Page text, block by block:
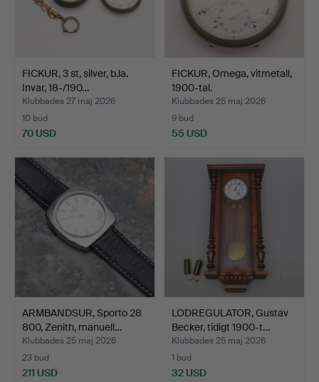
FICKUR, 3 st, silver, b.la.
Invar, 18-/190…
Klubbades 27 maj 2026
10 bud
70 USD
FICKUR, Omega, vitmetall,
1900-tal.
Klubbades 25 maj 2026
9 bud
55 USD
ARMBANDSUR, Sporto 28
800, Zenith, manuell…
Klubbades 25 maj 2026
23 bud
211 USD
LODREGULATOR, Gustav
Becker, tidigt 1900-t…
Klubbades 25 maj 2026
1 bud
32 USD